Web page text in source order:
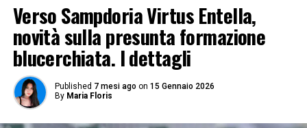
Verso Sampdoria Virtus Entella,
novità sulla presunta formazione
blucerchiata. I dettagli
Published 7 mesi ago on 15 Gennaio 2026
By Maria Floris